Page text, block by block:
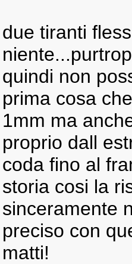
due tiranti
quindi non
prima cosa
1mm ma
proprio dall
coda fino al
storia cosi la
sinceramente
preciso con
matti!